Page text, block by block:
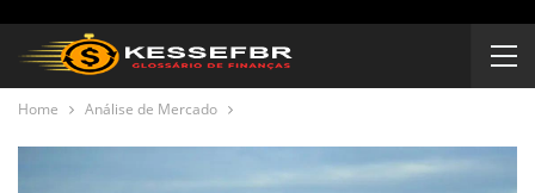
Home Análise de Mercado